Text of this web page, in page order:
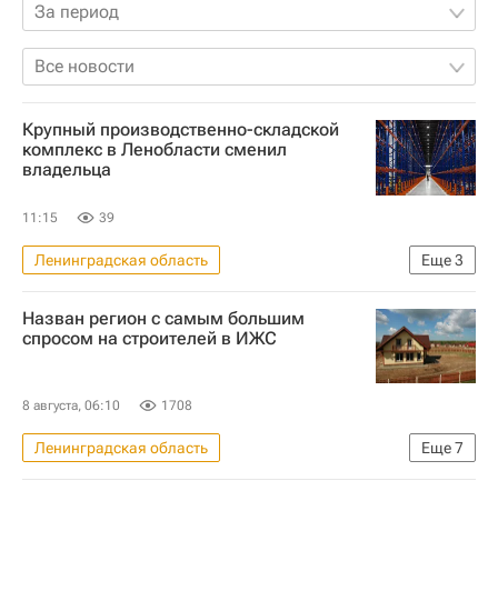
За период
Все новости
Крупный производственно-складской
комплекс в Ленобласти сменил
владельца
11:15 39
Еще3
Ленинградская область
Коммерческая недвижимость
Строительство
Всеволожский район
Назван регион с самым большим
спросом на строителей в ИЖС
8 августа, 06:10 1708
Еще7
Ленинградская область
Загородная недвижимость